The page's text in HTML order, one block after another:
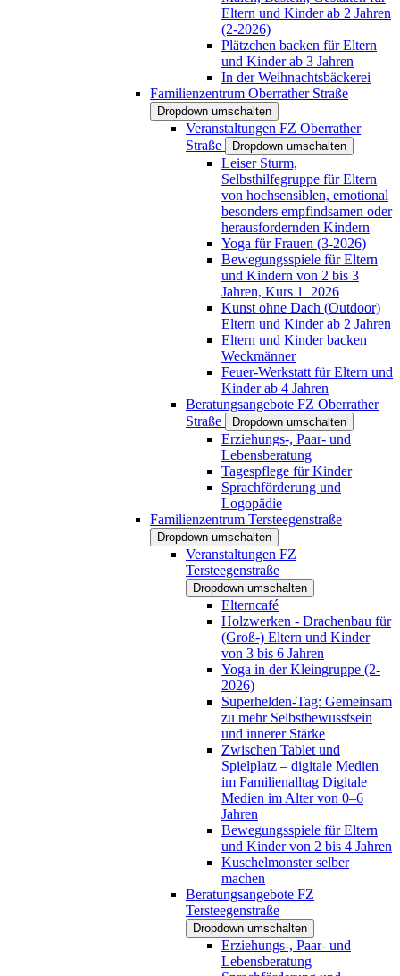
Eltern und Kinder ab 2 Jahren
(2-2026)
Plätzchen backen für Eltern
und Kinder ab 3 Jahren
In der Weihnachtsbäckerei
Familienzentrum Oberrather Straße
Dropdown umschalten
Veranstaltungen FZ Oberrather
Straße
Dropdown umschalten
Leiser Sturm,
Selbsthilfegruppe für Eltern
von hochsensiblen, emotional
besonders empfindsamen oder
herausfordernden Kindern
Yoga für Frauen (3-2026)
Bewegungsspiele für Eltern
und Kindern von 2 bis 3
Jahren, Kurs 1_2026
Kunst ohne Dach (Outdoor)
Eltern und Kinder ab 2 Jahren
Eltern und Kinder backen
Weckmänner
Feuer-Werkstatt für Eltern und
Kinder ab 4 Jahren
Beratungsangebote FZ Oberrather
Straße
Dropdown umschalten
Erziehungs-, Paar- und
Lebensberatung
Tagespflege für Kinder
Sprachförderung und
Logopädie
Familienzentrum Tersteegenstraße
Dropdown umschalten
Veranstaltungen FZ
Tersteegenstraße
Dropdown umschalten
Elterncafé
Holzwerken - Drachenbau für
(Groß-) Eltern und Kinder
von 3 bis 6 Jahren
Yoga in der Kleingruppe (2-
2026)
Superhelden-Tag: Gemeinsam
zu mehr Selbstbewusstsein
und innerer Stärke
Zwischen Tablet und
Spielplatz – digitale Medien
im Familienalltag Digitale
Medien im Alter von 0–6
Jahren
Bewegungsspiele für Eltern
und Kinder von 2 bis 4 Jahren
Kuschelmonster selber
machen
Beratungsangebote FZ
Tersteegenstraße
Dropdown umschalten
Erziehungs-, Paar- und
Lebensberatung